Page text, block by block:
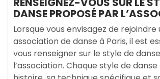
DANSE PROPOSÉ PAR
Lorsque vous envisagez de rejoindre
association de danse à Paris, il est
vous renseigner sur le style de
l’association. Chaque style de